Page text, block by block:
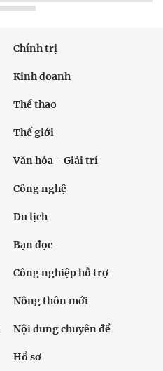
Chính trị
Kinh doanh
Thể thao
Thế giới
Văn hóa - Giải trí
Công nghệ
Du lịch
Bạn đọc
Công nghiệp hỗ trợ
Nông thôn mới
Nội dung chuyên đề
Hồ sơ